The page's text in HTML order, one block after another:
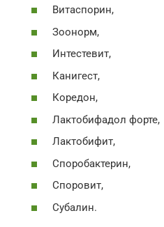
Витаспорин,
Зоонорм,
Интестевит,
Канигест,
Коредон,
Лактобифадол форте,
Лактобифит,
Споробактерин,
Споровит,
Субалин.